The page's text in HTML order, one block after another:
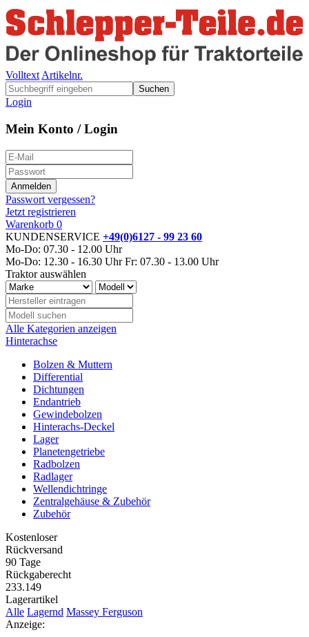
Volltext Artikelnr.
Suchen
Login
Mein Konto / Login
Passwort vergessen?
Jetzt registrieren
Warenkorb 0
KUNDENSERVICE +49(0)6127 - 99 23 60
Mo-Do: 07.30 - 12.00 Uhr
Mo-Do: 12.30 - 16.30 Uhr Fr: 07.30 - 13.00 Uhr
Traktor auswählen
Alle Kategorien anzeigen
Hinterachse
Bolzen & Muttern
Differential
Dichtungen
Endantrieb
Gewindebolzen
Hinterachs-Deckel
Lager
Planetengetriebe
Radbolzen
Radlager
Wellendichtringe
Zentralgehäuse & Zubehör
Zubehör
Kostenloser
Rückversand
90 Tage
Rückgaberecht
233.149
Lagerartikel
Alle Lagernd Massey Ferguson
Anzeige: